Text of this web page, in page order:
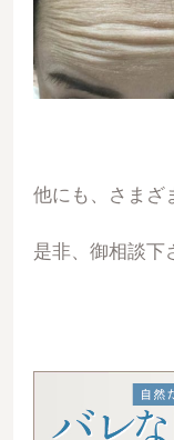
他にも、さまざ
是非、御相談下